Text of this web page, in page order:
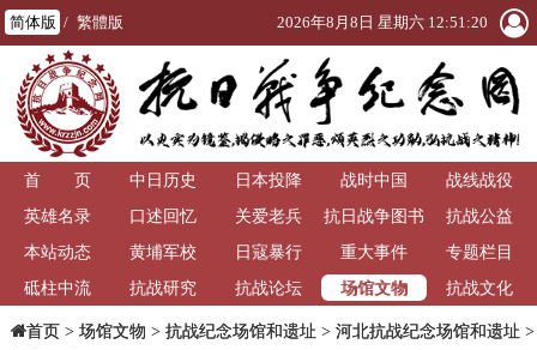
简体版 / 繁體版 2026年8月8日 星期六 12:51:21
首 页 中日历史 日本投降 战时中国
战线战役
英雄名录
口述回忆 关爱老兵
抗日战争图书
馆
抗战公益
本站动态
黄埔军校 日寇暴行 重大事件
专题栏目
砥柱中流
抗战研究 抗战论坛 场馆文物 抗战文化
首页> 场馆文物 > 抗战纪念场馆和遗址 > 河北抗战纪念场馆和遗址 >